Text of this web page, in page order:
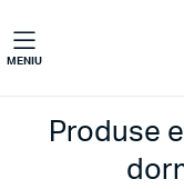
MENIU
Produse